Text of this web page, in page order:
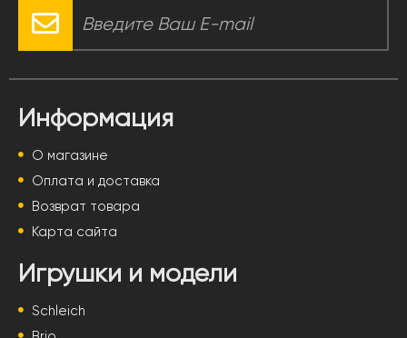
Информация
О магазине
Оплата и доставка
Возврат товара
Карта сайта
Игрушки и модели
Schleich